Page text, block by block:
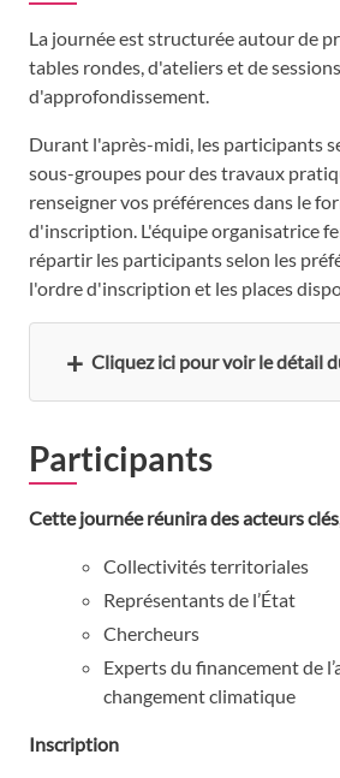
La journée est structurée autour de
tables rondes, d'ateliers et de sessions
d'approfondissement.
Durant l'après-midi, les participants
sous-groupes pour des travaux
renseigner vos préférences dans le
d'inscription. L'équipe organisatrice
répartir les participants selon les
l'ordre d'inscription et les places
Cliquez ici pour voir le détail
Participants
Cette journée réunira des acteurs
Collectivités territoriales
Représentants de l’État
Chercheurs
Experts du financement de
changement climatique
Inscription